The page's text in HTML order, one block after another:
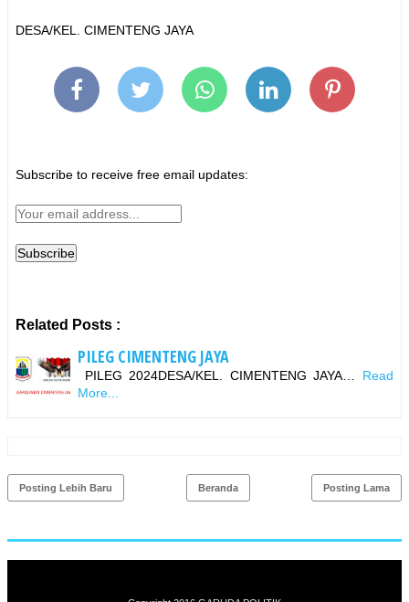
DESA/KEL. CIMENTENG JAYA
Subscribe to receive free email updates:
Related Posts :
PILEG CIMENTENG JAYA
PILEG 2024DESA/KEL. CIMENTENG JAYA…
Read
More...
Posting Lebih Baru Posting Lama
Beranda